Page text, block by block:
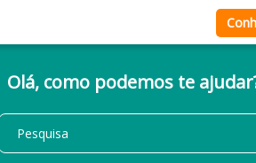
Olá, como podemos te